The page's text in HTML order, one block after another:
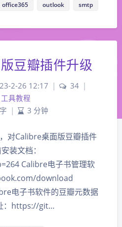
office365 outlook smtp
豆瓣插件升级
2-26 12:17 | 34 |
工具教程
| 3 分钟
对Calibre桌面版豆瓣插件
装文档：
Calibre电子书管理软
download
电子书软件的豆瓣元数据
：https://git…